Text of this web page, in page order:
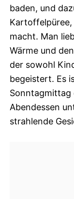
baden, und
Kartoffelpüree,
macht. Man
Wärme und
der sowohl
begeistert. Es
Sonntagmittag
Abendessen
strahlende